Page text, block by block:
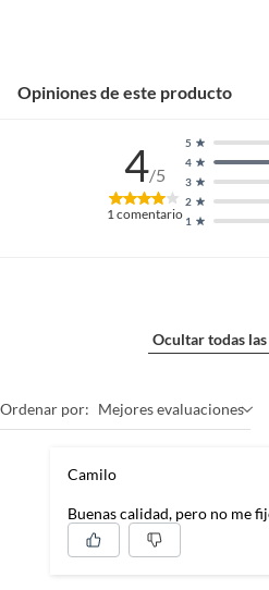
Opiniones de este producto
4/5
1comentario 1
2
3
4
5
Ocultar todas
Ordenar por: Mejores evaluaciones
Camilo
Buenas calidad, pero no me